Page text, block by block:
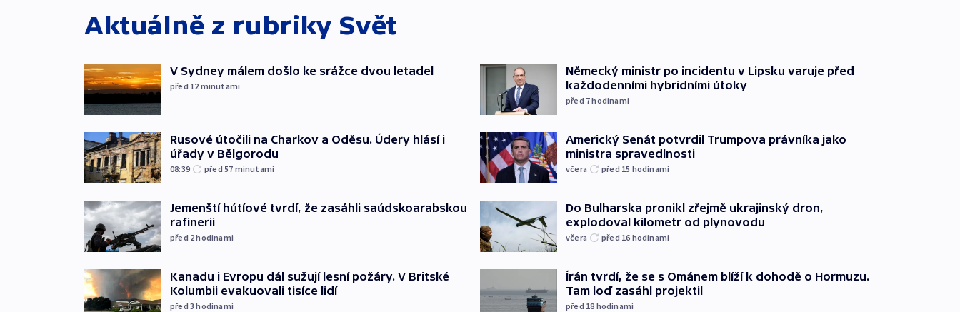
Aktuálně z rubriky Svět
V Sydney málem došlo ke srážce dvou letadel
před 12 minutami
Rusové útočili na Charkov a Oděsu. Údery hlásí i
úřady v Bělgorodu
08:39 před 57 minutami
Jemenští hútíové tvrdí, že zasáhli saúdskoarabskou
rafinerii
před 2hodinami
Kanadu i Evropu dál sužují lesní požáry. V Britské
Kolumbii evakuovali tisíce lidí
před 3hodinami
Německý ministr po incidentu v Lipsku varuje před
každodenními hybridními útoky
před 7hodinami
Americký Senát potvrdil Trumpova právníka jako
ministra spravedlnosti
včera před 15 hodinami
Do Bulharska pronikl zřejmě ukrajinský dron,
explodoval kilometr od plynovodu
včera před 16 hodinami
Írán tvrdí, že se s Ománem blíží k dohodě o Hormuzu.
Tam loď zasáhl projektil
před 18 hodinami